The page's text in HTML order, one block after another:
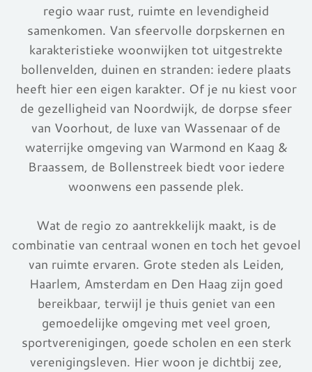
regio waar rust, ruimte en levendigheid
samenkomen. Van sfeervolle dorpskernen en
karakteristieke woonwijken tot uitgestrekte
bollenvelden, duinen en stranden: iedere plaats
heeft hier een eigen karakter. Of je nu kiest voor
de gezelligheid van Noordwijk, de dorpse sfeer
van Voorhout, de luxe van Wassenaar of de
waterrijke omgeving van Warmond en Kaag &
Braassem, de Bollenstreek biedt voor iedere
woonwens een passende plek.
Wat de regio zo aantrekkelijk maakt, is de
combinatie van centraal wonen en toch het gevoel
van ruimte ervaren. Grote steden als Leiden,
Haarlem, Amsterdam en Den Haag zijn goed
bereikbaar, terwijl je thuis geniet van een
gemoedelijke omgeving met veel groen,
sportverenigingen, goede scholen en een sterk
verenigingsleven. Hier woon je dichtbij zee,